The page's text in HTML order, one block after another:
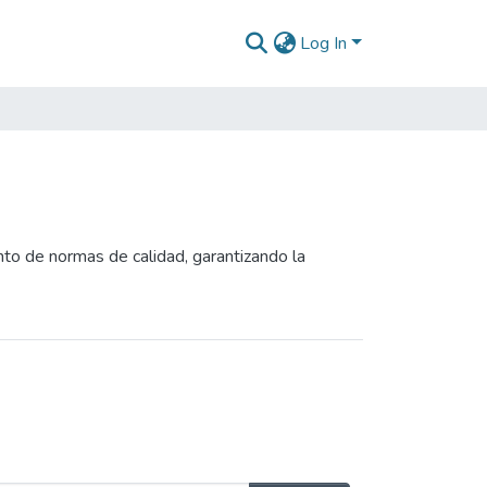
Log In
de normas de calidad, garantizando la